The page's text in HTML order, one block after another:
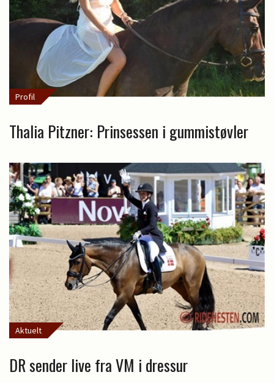
Profil
Thalia Pitzner: Prinsessen i gummistøvler
Aktuelt
DR sender live fra VM i dressur